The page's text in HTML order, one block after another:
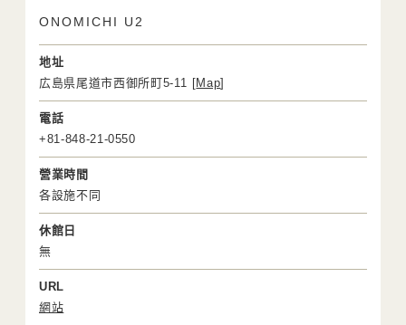
ONOMICHI U2
地址
広島県尾道市西御所町5-11 [Map]
電話
+81-848-21-0550
營業時間
各設施不同
休館日
無
URL
網站